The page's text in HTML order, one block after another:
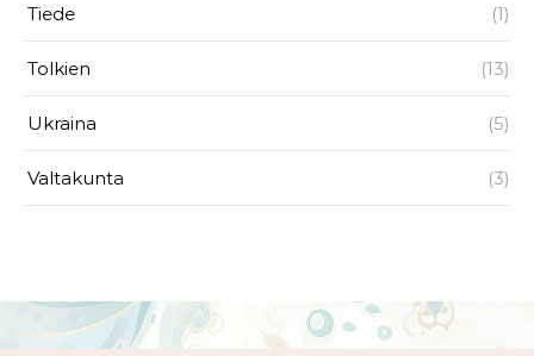
Tiede (1)
Tolkien (13)
Ukraina (5)
Valtakunta (3)